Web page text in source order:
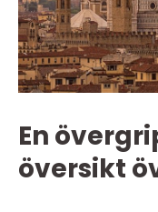
En
översikt